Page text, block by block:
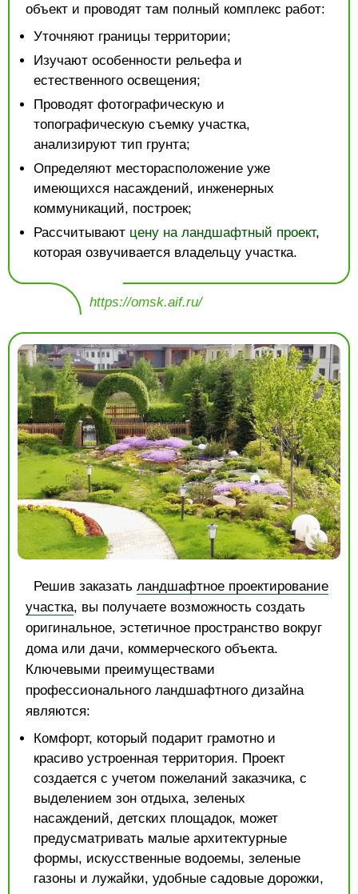
объект и проводят там полный комплекс работ:
Уточняют границы территории;
Изучают особенности рельефа и
естественного освещения;
Проводят фотографическую и
топографическую съемку участка,
анализируют тип грунта;
Определяют месторасположение уже
имеющихся насаждений, инженерных
коммуникаций, построек;
Рассчитывают цену на ландшафтный проект,
которая озвучивается владельцу участка.
https://omsk.aif.ru/
Решив заказать ландшафтное проектирование
участка, вы получаете возможность создать
оригинальное, эстетичное пространство вокруг
дома или дачи, коммерческого объекта.
Ключевыми преимуществами
профессионального ландшафтного дизайна
являются:
Комфорт, который подарит грамотно и
красиво устроенная территория. Проект
создается с учетом пожеланий заказчика, с
выделением зон отдыха, зеленых
насаждений, детских площадок, может
предусматривать малые архитектурные
формы, искусственные водоемы, зеленые
газоны и лужайки, удобные садовые дорожки,